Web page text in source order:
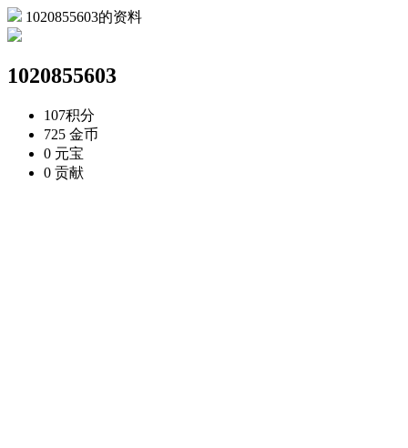
1020855603的资料
1020855603
107积分
725 金币
0 元宝
0 贡献